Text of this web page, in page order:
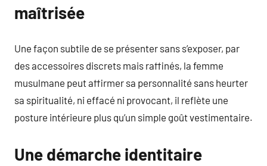
maîtrisée
Une façon subtile de se présenter sans s’exposer, par
des accessoires discrets mais raffinés, la femme
musulmane peut affirmer sa personnalité sans heurter
sa spiritualité, ni effacé ni provocant, il reflète une
posture intérieure plus qu’un simple goût vestimentaire.
Une démarche identitaire